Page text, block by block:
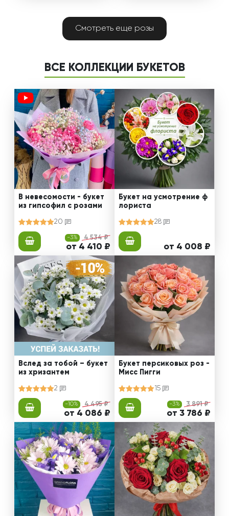
Смотреть еще розы
ВСЕ КОЛЛЕКЦИИ БУКЕТОВ
В невесомости - букет
из гипсофил с розами
20
-3% 4 534 ₽
от 4 410 ₽
Букет на усмотрение ф
лориста
28
от 4 008 ₽
Вслед за тобой – букет
из хризантем
2
-10% 4 495 ₽
от 4 086 ₽
Букет персиковых роз -
Мисс Пигги
15
-3% 3 891 ₽
от 3 786 ₽